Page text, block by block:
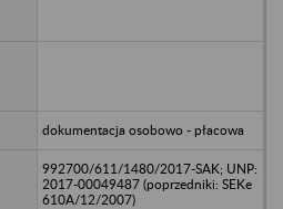
dokumentacja osobowo - płacowa
992700/611/1480/2017-SAK; UNP:
2017-00049487 (poprzedniki: SEKe
610A/12/2007)